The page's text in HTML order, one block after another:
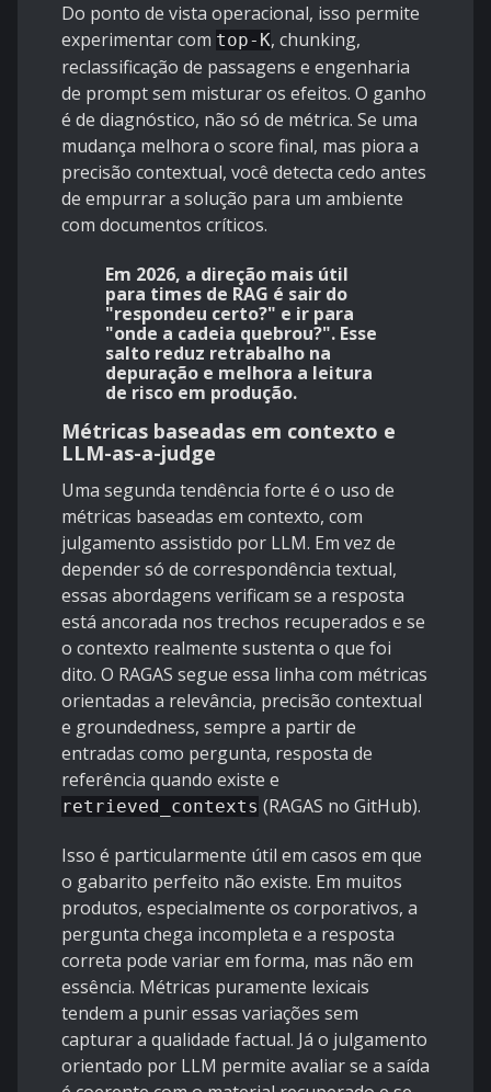
Do ponto de vista operacional, isso permite
experimentar com top-K, chunking,
reclassificação de passagens e engenharia
de prompt sem misturar os efeitos. O ganho
é de diagnóstico, não só de métrica. Se uma
mudança melhora o score final, mas piora a
precisão contextual, você detecta cedo antes
de empurrar a solução para um ambiente
com documentos críticos.
Em 2026, a direção mais útil
para times de RAG é sair do
"respondeu certo?" e ir para
"onde a cadeia quebrou?". Esse
salto reduz retrabalho na
depuração e melhora a leitura
de risco em produção.
Métricas baseadas em contexto e
LLM-as-a-judge
Uma segunda tendência forte é o uso de
métricas baseadas em contexto, com
julgamento assistido por LLM. Em vez de
depender só de correspondência textual,
essas abordagens verificam se a resposta
está ancorada nos trechos recuperados e se
o contexto realmente sustenta o que foi
dito. O RAGAS segue essa linha com métricas
orientadas a relevância, precisão contextual
e groundedness, sempre a partir de
entradas como pergunta, resposta de
referência quando existe e
retrieved_contexts (RAGAS no GitHub).
Isso é particularmente útil em casos em que
o gabarito perfeito não existe. Em muitos
produtos, especialmente os corporativos, a
pergunta chega incompleta e a resposta
correta pode variar em forma, mas não em
essência. Métricas puramente lexicais
tendem a punir essas variações sem
capturar a qualidade factual. Já o julgamento
orientado por LLM permite avaliar se a saída